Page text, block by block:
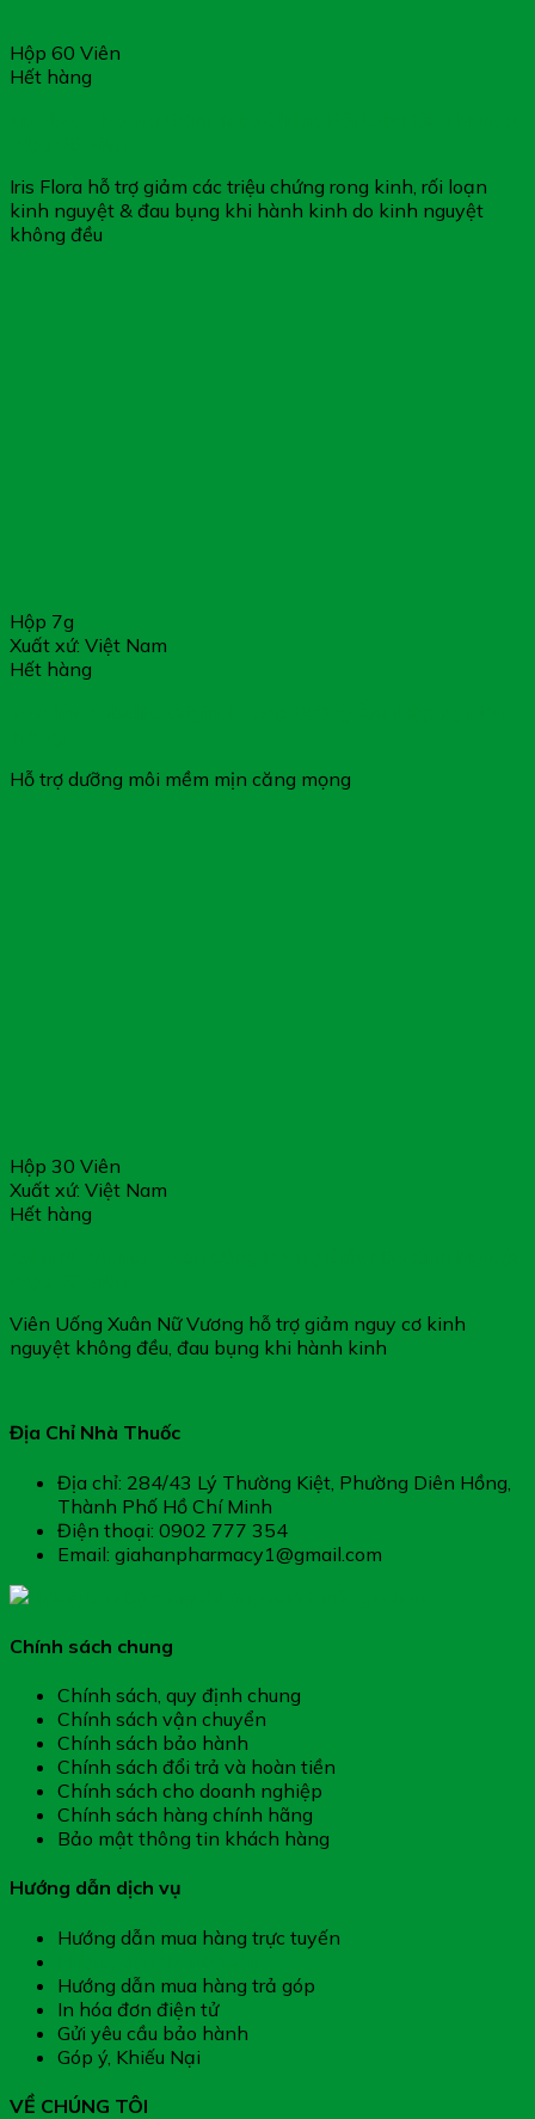
Hộp 60 Viên
Hết hàng
Iris Flora hỗ trợ giảm các triệu chứng rong kinh, rối loạn
kinh nguyệt & đau bụng khi hành kinh do kinh nguyệt
không đều
Hộp 7g
Xuất xứ: Việt Nam
Hết hàng
Hỗ trợ dưỡng môi mềm mịn căng mọng
Hộp 30 Viên
Xuất xứ: Việt Nam
Hết hàng
Viên Uống Xuân Nữ Vương hỗ trợ giảm nguy cơ kinh
nguyệt không đều, đau bụng khi hành kinh
Địa Chỉ Nhà Thuốc
Địa chỉ: 284/43 Lý Thường Kiệt, Phường Diên Hồng,
Thành Phố Hồ Chí Minh
Điện thoại: 0902 777 354
Email: giahanpharmacy1@gmail.com
Chính sách chung
Chính sách, quy định chung
Chính sách vận chuyển
Chính sách bảo hành
Chính sách đổi trả và hoàn tiền
Chính sách cho doanh nghiệp
Chính sách hàng chính hãng
Bảo mật thông tin khách hàng
Hướng dẫn dịch vụ
Hướng dẫn mua hàng trực tuyến
Hướng dẫn mua hàng trả góp
In hóa đơn điện tử
Gửi yêu cầu bảo hành
Góp ý, Khiếu Nại
VỀ CHÚNG TÔI